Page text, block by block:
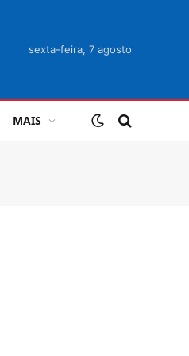
sexta-feira, 7 agosto
MAIS